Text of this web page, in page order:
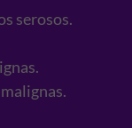
serosos.